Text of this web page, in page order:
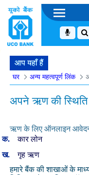
गए उम्मीदवारों की सूची
आप यहाँ हैं
घर अन्य महत्वपूर्ण लिंक
अपने ऋण की
ऋण के लिए ऑनलाइन आवेदन
कार लोन
गृह ऋण
हमारे बैंक की शाखाओं के